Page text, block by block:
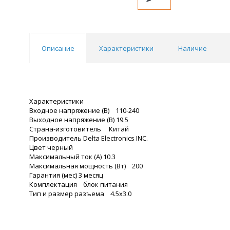
Описание Характеристики Наличие
Характеристики
Входное напряжение (В) 110-240
Выходное напряжение (В) 19.5
Страна-изготовитель Китай
Производитель Delta Electronics INC.
Цвет черный
Максимальный ток (А) 10.3
Максимальная мощность (Вт) 200
Гарантия (мес) 3 месяц
Комплектация блок питания
Тип и размер разъема 4.5x3.0